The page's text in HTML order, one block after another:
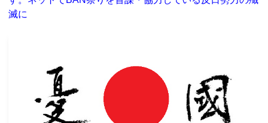
滅に